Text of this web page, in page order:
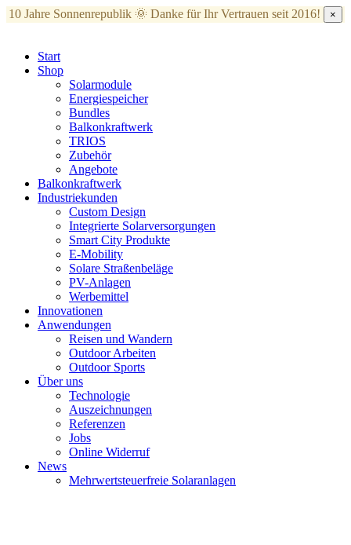
10 Jahre Sonnenrepublik 🌞 Danke für Ihr Vertrauen seit 2016! ×
Start
Shop
Solarmodule
Energiespeicher
Bundles
Balkonkraftwerk
TRIOS
Zubehör
Angebote
Balkonkraftwerk
Industriekunden
Custom Design
Integrierte Solarversorgungen
Smart City Produkte
E-Mobility
Solare Straßenbeläge
PV-Anlagen
Werbemittel
Innovationen
Anwendungen
Reisen und Wandern
Outdoor Arbeiten
Outdoor Sports
Über uns
Technologie
Auszeichnungen
Referenzen
Jobs
Online Widerruf
News
Mehrwertsteuerfreie Solaranlagen